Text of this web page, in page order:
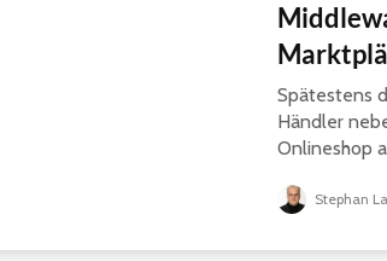
Spätestens
Händler
Onlineshop
Stephan